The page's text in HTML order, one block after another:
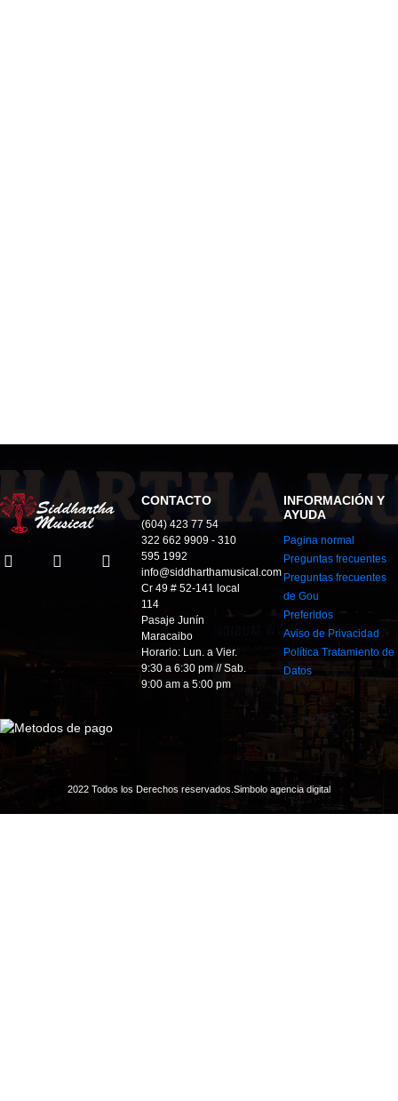
CONTACTO
(604) 423 77 54
322 662 9909 - 310
595 1992
info@siddharthamusical.com
Cr 49 # 52-141 local
114
Pasaje Junín
Maracaibo
Horario: Lun. a Vier.
9:30 a 6:30 pm // Sab.
9:00 am a 5:00 pm
INFORMACIÓN Y
AYUDA
Pagina normal
Preguntas frecuentes
Preguntas frecuentes
de Gou
Preferidos
Aviso de Privacidad
Política Tratamiento de
Datos
2022 Todos los Derechos reservados. Simbolo agencia digital